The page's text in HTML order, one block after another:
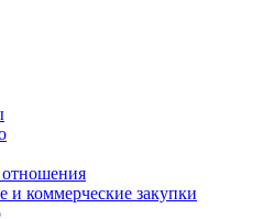
и коммерческие закупки